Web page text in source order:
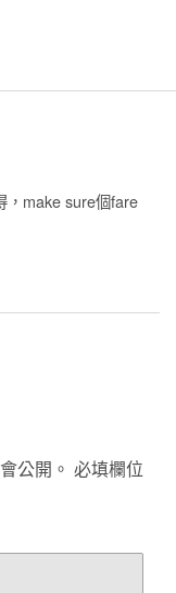
，make sure個fare
公開。 必填欄位